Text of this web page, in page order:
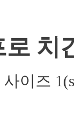
로 치
사이즈